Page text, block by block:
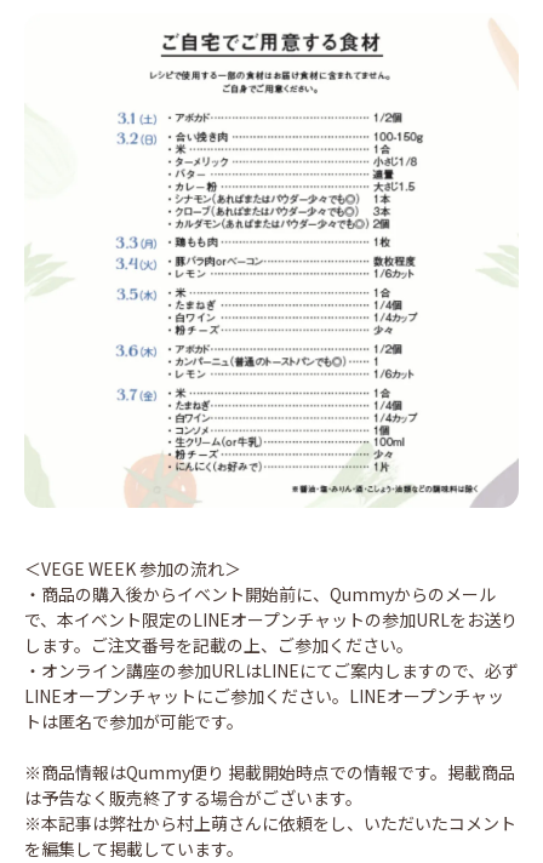
＜VEGE WEEK 参加の流れ＞
・商品の購入後からイベント開始前に、Qummyからのメール
で、本イベント限定のLINEオープンチャットの参加URLをお送り
します。ご注文番号を記載の上、ご参加ください。
・オンライン講座の参加URLはLINEにてご案内しますので、必ず
LINEオープンチャットにご参加ください。LINEオープンチャッ
トは匿名で参加が可能です。
※商品情報はQummy便り 掲載開始時点での情報です。掲載商品
は予告なく販売終了する場合がございます。
※本記事は弊社から村上萌さんに依頼をし、いただいたコメント
を編集して掲載しています。